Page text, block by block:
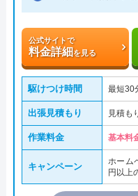
公式サイトで
料金詳細を見る
駆けつけ時間 最短30
出張見積もり 見積も
作業料金 基本料
キャンペーン
ホーム
円以上